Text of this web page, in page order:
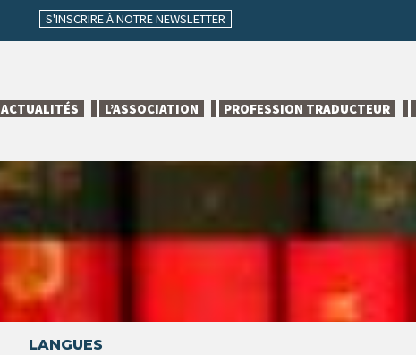
S'INSCRIRE À NOTRE NEWSLETTER
ACTUALITÉS L’ASSOCIATION PROFESSION TRADUCTEUR
LANGUES